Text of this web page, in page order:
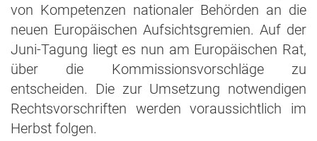
von Kompetenzen nationaler Behörden an die
neuen Europäischen Aufsichtsgremien. Auf der
Juni-Tagung liegt es nun am Europäischen Rat,
über die Kommissionsvorschläge zu
entscheiden. Die zur Umsetzung notwendigen
Rechtsvorschriften werden voraussichtlich im
Herbst folgen.